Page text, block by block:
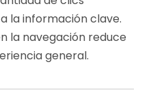
la información clave.
la navegación reduce
general.